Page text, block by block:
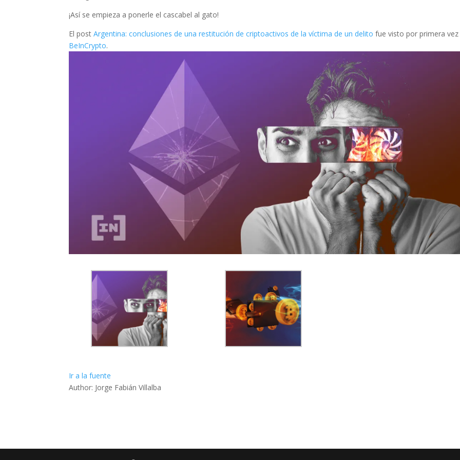
¡Así se empieza a ponerle el cascabel al gato!
El postArgentina: conclusiones de una restitución de criptoactivos de la víctima de un delito fue visto por primera
BeInCrypto.
Ir a la fuente
Author: Jorge Fabián Villalba